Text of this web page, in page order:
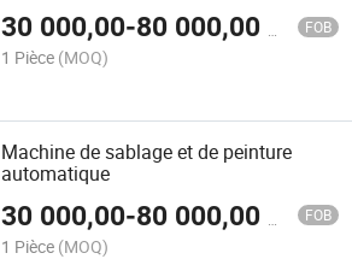
30 000,00-80 000,00 FOB
1 Pièce (MOQ)
Machine de sablage et de peinture
automatique
30 000,00-80 000,00 FOB
1 Pièce (MOQ)